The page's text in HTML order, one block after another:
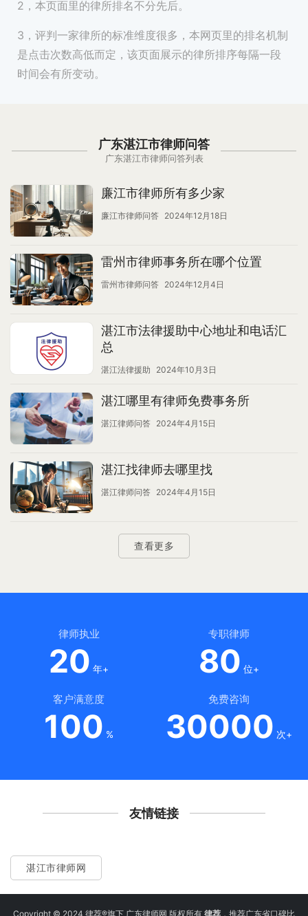
2，本页面里的律所排名不分先后。
3，评判一家律所的标准维度很多，本网页里的排名机制
是点击次数高低而定，该页面展示的律所排序每隔一段
时间会有所变动。
广东湛江市律师问答
广东湛江市律师问答列表
廉江市律师所有多少家
廉江市律师问答 2024年12月18日
雷州市律师事务所在哪个位置
雷州市律师问答 2024年12月4日
湛江市法律援助中心地址和电话汇
总
湛江法律援助 2024年10月3日
湛江哪里有律师免费事务所
湛江律师问答 2024年4月15日
湛江找律师去哪里找
湛江律师问答 2024年4月15日
查看更多
律师执业
20 年+
专职律师
80 位+
客户满意度
100 %
免费咨询
30000 次+
友情链接
湛江市律师网
Copyright © 2024 律荐®旗下 广东律师网 版权所有 律荐 ，推荐广东省口碑比